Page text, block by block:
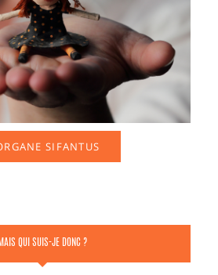
SIFANTUS
MAIS QUI SUIS-JE DONC ?